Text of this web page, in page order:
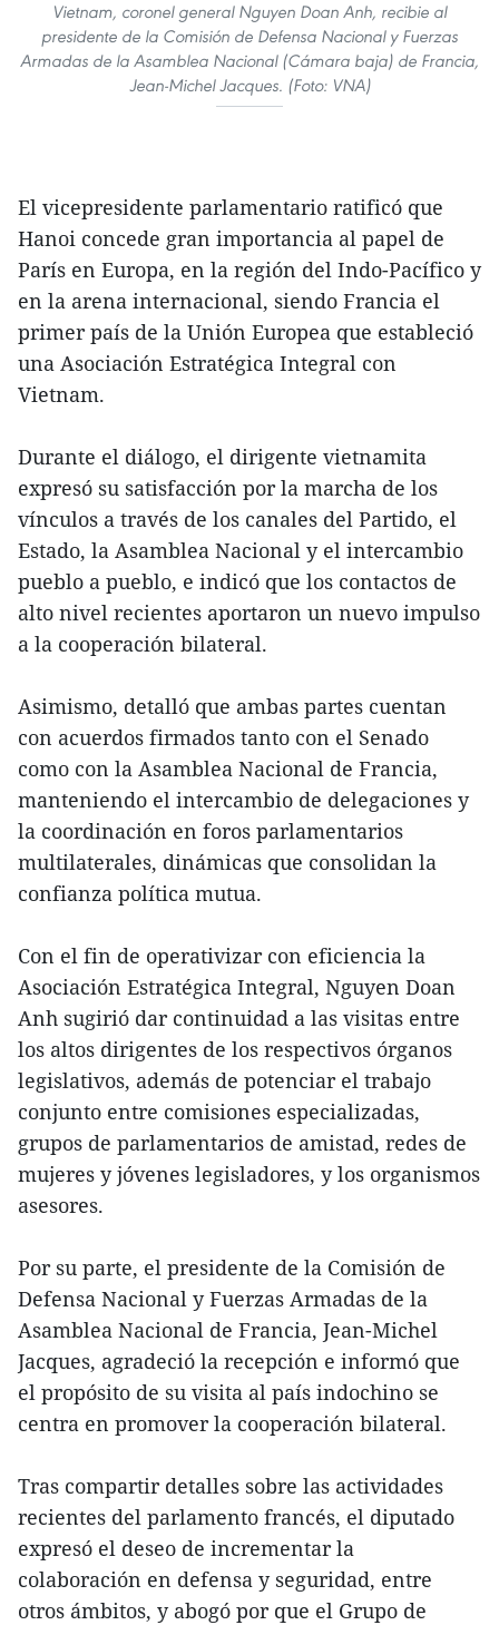
Vietnam, coronel general Nguyen Doan Anh, recibie al
presidente de la Comisión de Defensa Nacional y Fuerzas
Armadas de la Asamblea Nacional (Cámara baja) de Francia,
Jean-Michel Jacques. (Foto: VNA)
El vicepresidente parlamentario ratificó que
Hanoi concede gran importancia al papel de
París en Europa, en la región del Indo-Pacífico y
en la arena internacional, siendo Francia el
primer país de la Unión Europea que estableció
una Asociación Estratégica Integral con
Vietnam.
Durante el diálogo, el dirigente vietnamita
expresó su satisfacción por la marcha de los
vínculos a través de los canales del Partido, el
Estado, la Asamblea Nacional y el intercambio
pueblo a pueblo, e indicó que los contactos de
alto nivel recientes aportaron un nuevo impulso
a la cooperación bilateral.
Asimismo, detalló que ambas partes cuentan
con acuerdos firmados tanto con el Senado
como con la Asamblea Nacional de Francia,
manteniendo el intercambio de delegaciones y
la coordinación en foros parlamentarios
multilaterales, dinámicas que consolidan la
confianza política mutua.
Con el fin de operativizar con eficiencia la
Asociación Estratégica Integral, Nguyen Doan
Anh sugirió dar continuidad a las visitas entre
los altos dirigentes de los respectivos órganos
legislativos, además de potenciar el trabajo
conjunto entre comisiones especializadas,
grupos de parlamentarios de amistad, redes de
mujeres y jóvenes legisladores, y los organismos
asesores.
Por su parte, el presidente de la Comisión de
Defensa Nacional y Fuerzas Armadas de la
Asamblea Nacional de Francia, Jean-Michel
Jacques, agradeció la recepción e informó que
el propósito de su visita al país indochino se
centra en promover la cooperación bilateral.
Tras compartir detalles sobre las actividades
recientes del parlamento francés, el diputado
expresó el deseo de incrementar la
colaboración en defensa y seguridad, entre
otros ámbitos, y abogó por que el Grupo de